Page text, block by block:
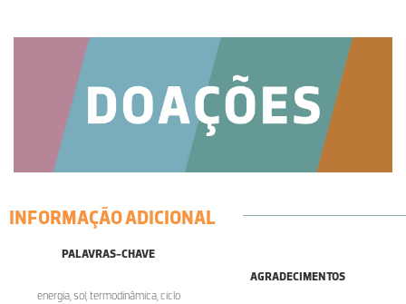
INFORMAÇÃO ADICIONAL
PALAVRAS-CHAVE
energia, sol, termodinâmica, ciclo
AGRADECIMENTOS